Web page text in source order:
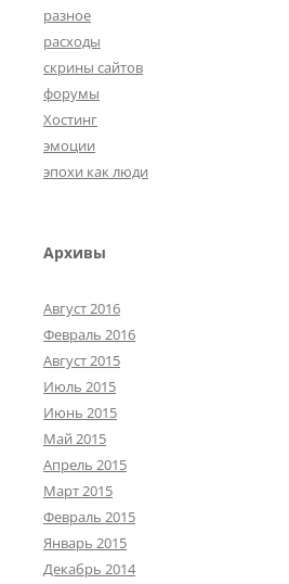
разное
расходы
скрины сайтов
форумы
Хостинг
эмоции
эпохи как люди
Архивы
Август 2016
Февраль 2016
Август 2015
Июль 2015
Июнь 2015
Май 2015
Апрель 2015
Март 2015
Февраль 2015
Январь 2015
Декабрь 2014